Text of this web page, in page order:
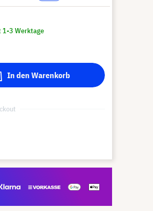
1-3 Werktage
In den Warenkorb